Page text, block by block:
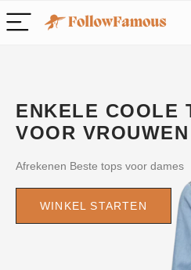
ENKELE COOLE
VOOR VROUWEN
Afrekenen Beste tops voor dames
WINKEL STARTEN